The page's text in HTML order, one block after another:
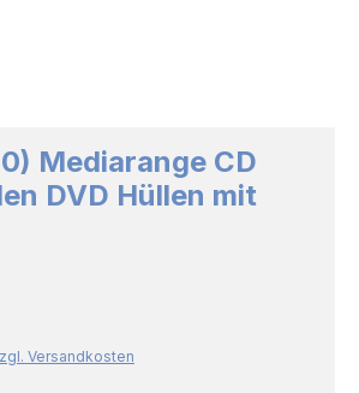
Mediarange CD
DVD Hüllen mit
Versandkosten